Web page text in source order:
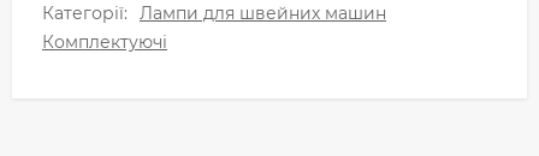
Категорії:
Лампи для швейних машин
Комплектуючі